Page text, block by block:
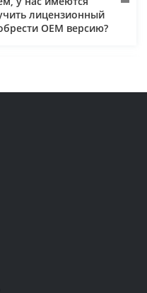
лицензионный
ОЕM версию?
и по
я использовать для
заказ?